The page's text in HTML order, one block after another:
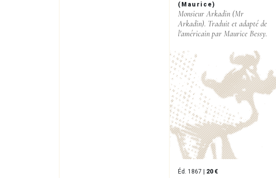
(Maurice)
Monsieur Arkadin (Mr
Arkadin). Traduit et adapté de
l'américain par Maurice Bessy.
Éd. 1867 | 20 €